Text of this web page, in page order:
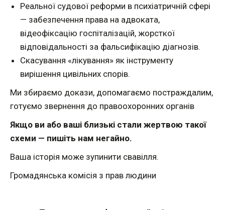
Реальної судової реформи в психіатричній сфері
— забезпечення права на адвоката,
відеофіксацію госпіталізацій, жорсткої
відповідальності за фальсифікацію діагнозів.
Скасування «лікування» як інструменту
вирішення цивільних спорів.
Ми збираємо докази, допомагаємо постраждалим,
готуємо звернення до правоохоронних органів
Якщо ви або ваші близькі стали жертвою такої
схеми — пишіть нам негайно.
Ваша історія може зупинити свавілля.
Громадянська комісія з прав людини